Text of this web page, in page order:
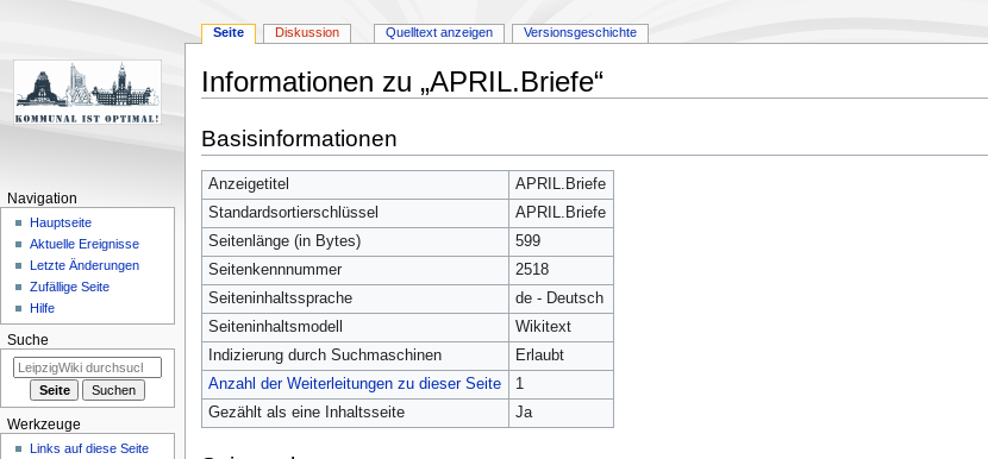
Informationen zu „APRIL.Briefe“
Navigation
springen
Suche
springen
Basisinformationen
Anzeigetitel
APRIL.Briefe
Standardsortierschlüssel
APRIL.Briefe
Seitenlänge (in Bytes)
599
Seitenkennnummer
2518
Seiteninhaltssprache
de - Deutsch
Seiteninhaltsmodell
Wikitext
Indizierung durch Suchmaschinen
Erlaubt
Anzahl der Weiterleitungen zu dieser Seite
1
Gezählt als eine Inhaltsseite
Ja
Seite Diskussion Quelltext anzeigen Versionsgeschichte
Navigation
Hauptseite
Aktuelle Ereignisse
Letzte Änderungen
Zufällige Seite
Hilfe
Suche
Werkzeuge
Links auf diese Seite